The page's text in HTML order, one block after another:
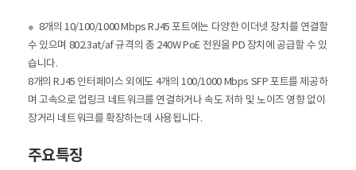
● 8개의 10/100/1000 Mbps RJ45 포트에는 다양한 이더넷 장치를 연결할
수 있으며 802.3at/af 규격의 총 240W PoE 전원을 PD 장치에 공급할 수 있
습니다.
8개의 RJ45 인터페이스 외에도 4개의 100/1000 Mbps SFP 포트를 제공하
며 고속으로 업링크 네트워크를 연결하거나 속도 저하 및 노이즈 영향 없이
장거리 네트워크를 확장하는데 사용됩니다.
주요특징